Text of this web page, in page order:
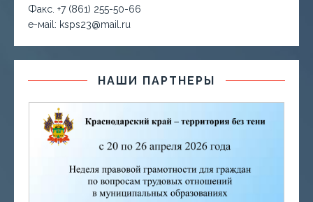
Факс. +7 (861) 255-50-66
е-маil: ksps23@mail.ru
НАШИ ПАРТНЕРЫ